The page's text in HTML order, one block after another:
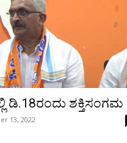
ಡಿ.18ರಂದು ಶಕ್ತಿಸಂಗಮ
13, 2022